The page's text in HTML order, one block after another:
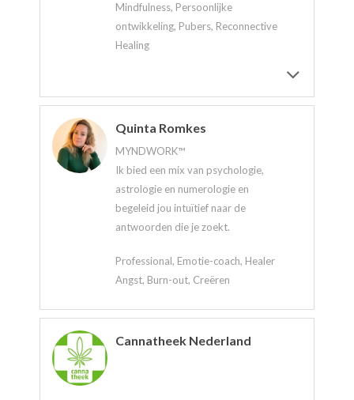
Mindfulness, Persoonlijke
ontwikkeling, Pubers, Reconnective
Healing
Quinta Romkes
MYNDWORK™
Ik bied een mix van psychologie,
astrologie en numerologie en
begeleid jou intuïtief naar de
antwoorden die je zoekt.
Professional, Emotie-coach, Healer
Angst, Burn-out, Creëren
Cannatheek Nederland